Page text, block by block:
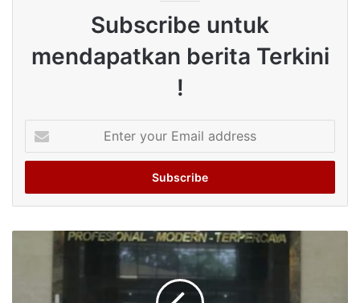
Subscribe untuk
mendapatkan berita Terkini
!
your
Email